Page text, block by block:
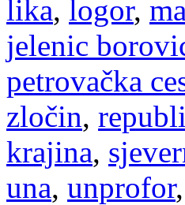
lika, logor,
jelenic
petrovačka
zločin,
krajina,
una, unprofor,